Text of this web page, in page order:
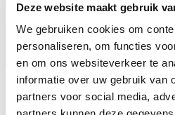
Deze website maakt gebruik
We gebruiken cookies om
personaliseren, om functies
en om ons websiteverkeer te
informatie over uw gebruik van
partners voor social media,
Donderdag 9 januari start TopTaal in